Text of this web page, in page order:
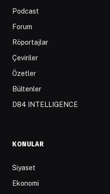
Podcast
Forum
Röportajlar
Çeviriler
Özetler
Bültenler
D84 INTELLIGENCE
KONULAR
Siyaset
Ekonomi